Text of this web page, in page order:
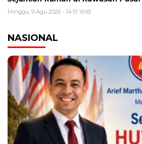
Minggu, 9 Agu 2026 - 14:51 WIB
NASIONAL